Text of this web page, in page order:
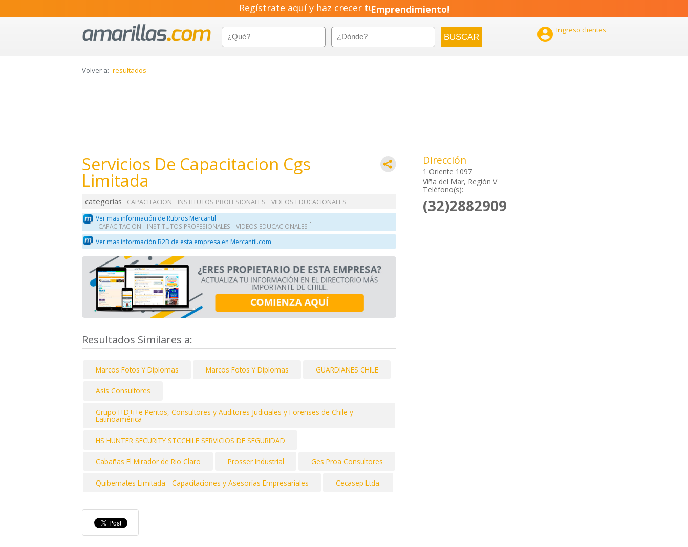
Regístrate aquí y haz crecer tuEmprendimiento!
 Ingreso clientes
Volver a: resultados
Servicios De Capacitacion Cgs
Limitada
categorías CAPACITACION INSTITUTOS PROFESIONALES
VIDEOS EDUCACIONALES
Ver mas información de Rubros Mercantil
CAPACITACION INSTITUTOS PROFESIONALES VIDEOS EDUCACIONALES
Ver mas información B2B de esta empresa en Mercantil.com
Resultados Similares a:
Marcos Fotos Y Diplomas Marcos Fotos Y Diplomas GUARDIANES CHILE
Asis Consultores
Grupo I+D+i+e Peritos, Consultores y Auditores Judiciales y Forenses de Chile y
Latinoamérica
HS HUNTER SECURITY STCCHILE SERVICIOS DE SEGURIDAD
Cabañas El Mirador de Rio Claro Prosser Industrial Ges Proa Consultores
Quibernates Limitada - Capacitaciones y Asesorías Empresariales Cecasep Ltda.
Dirección
1 Oriente 1097
Viña del Mar, Región V
Teléfono(s):
(32)2882909